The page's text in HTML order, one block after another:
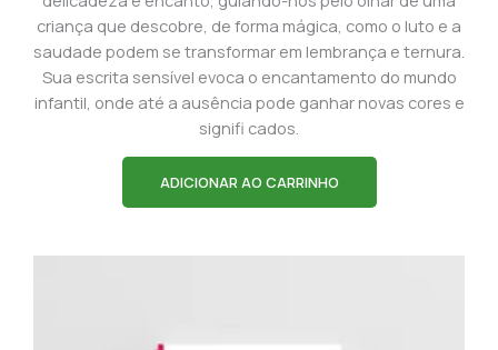
criança que descobre, de forma mágica, como o luto e a
saudade podem se transformar em lembrança e ternura.
Sua escrita sensível evoca o encantamento do mundo
infantil, onde até a ausência pode ganhar novas cores e
signifi cados.
ADICIONAR AO CARRINHO